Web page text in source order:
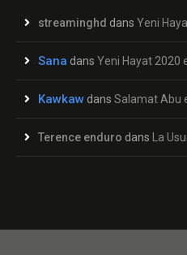
streaminghd dans Yeni
Sana dans Yeni Hayat 2020
Kawkaw dans Salamat Abu el
Terence enduro dans La